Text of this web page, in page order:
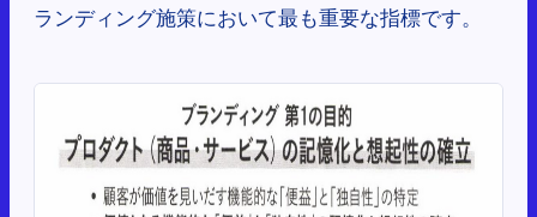
ランディング施策において最も重要な指標です。